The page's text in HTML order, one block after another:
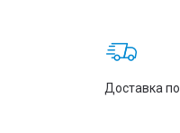
Доставка